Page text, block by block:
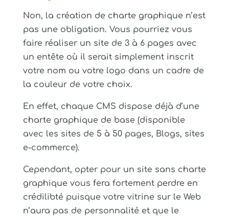
Non, la création de charte graphique n’est
pas une obligation. Vous pourriez vous
faire réaliser un site de 3 à 6 pages avec
un entête où il serait simplement inscrit
votre nom ou votre logo dans un cadre de
la couleur de votre choix.
En effet, chaque CMS dispose déjà d’une
charte graphique de base (disponible
avec les sites de 5 à 50 pages, Blogs, sites
e-commerce).
Cependant, opter pour un site sans charte
graphique vous fera fortement perdre en
crédilibté puisque votre vitrine sur le Web
n’aura pas de personnalité et que le